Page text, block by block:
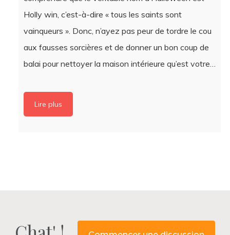
vainqueurs ». Donc, n’ayez pas peur de tordre le cou
aux fausses sorcières et de donner un bon coup de
balai pour nettoyer la maison intérieure qu’est votre…